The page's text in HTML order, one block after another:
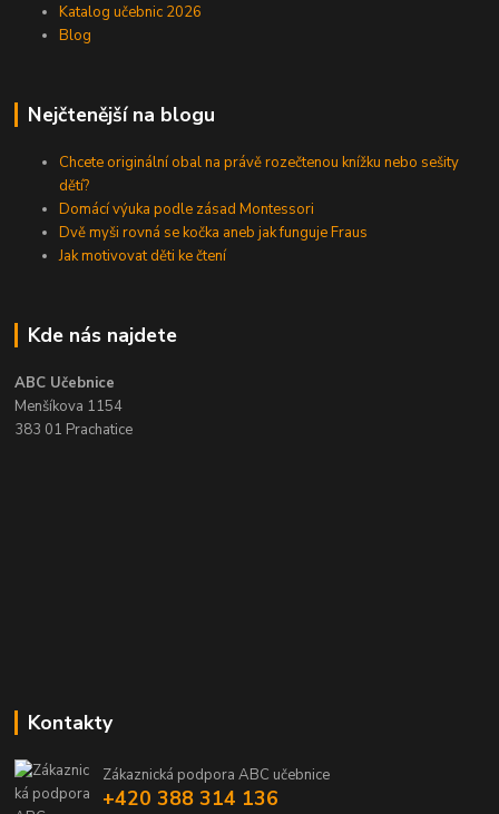
Katalog učebnic 2026
Blog
Nejčtenější na blogu
Chcete originální obal na právě rozečtenou knížku nebo sešity
dětí?
Domácí výuka podle zásad Montessori
Dvě myši rovná se kočka aneb jak funguje Fraus
Jak motivovat děti ke čtení
Kde nás najdete
ABC Učebnice
Menšíkova 1154
383 01 Prachatice
Kontakty
Zákaznická podpora ABC učebnice
+420 388 314 136